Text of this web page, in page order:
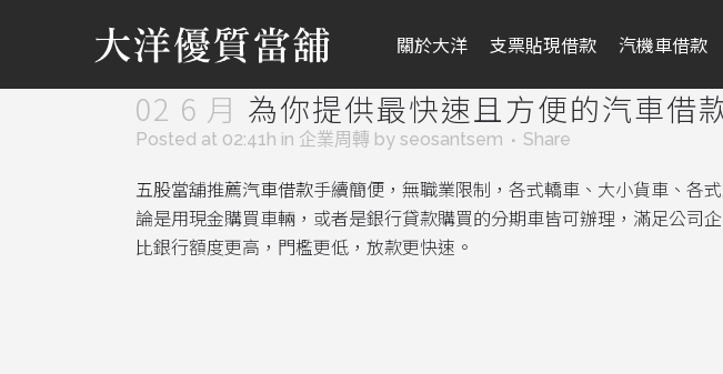
關於大洋 支票貼現借款 汽機車借款
02 6 月 為你提供最快速且方便的汽車借
Posted at 02:41h in 企業周轉 by seosantsem Share
五股當舖推薦汽車借款手續簡便，無職業限制，各式轎車、大小貨車、各
論是用現金購買車輛，或者是銀行貸款購買的分期車皆可辦理，滿足公司
比銀行額度更高，門檻更低，放款更快速。